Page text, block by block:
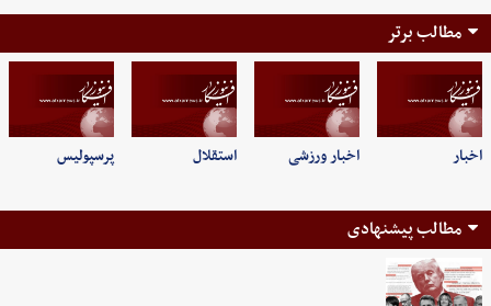
مطالب برتر
اخبار اخبار ورزشی استقلال پرسپولیس
مطالب پیشنهادی